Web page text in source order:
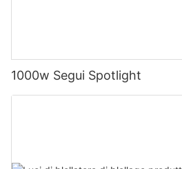
1000w Segui Spotlight